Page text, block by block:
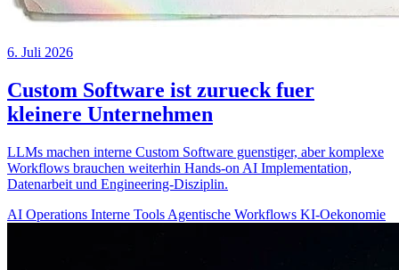
6. Juli 2026
Custom Software ist zurueck fuer
kleinere Unternehmen
LLMs machen interne Custom Software guenstiger, aber komplexe
Workflows brauchen weiterhin Hands-on AI Implementation,
Datenarbeit und Engineering-Disziplin.
AI Operations Interne Tools Agentische Workflows KI-Oekonomie